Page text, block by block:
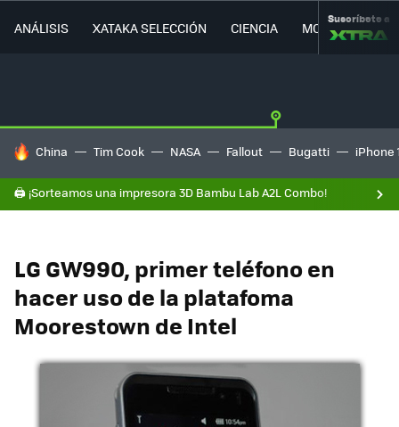
ANÁLISIS XATAKA SELECCIÓN CIENCIA MOVILIDAD
Suscríbete a
HOY SE HABLA DE
China Tim Cook NASA Fallout Bugatti iPhone
🖨️ ¡Sorteamos una impresora 3D Bambu Lab A2L Combo!
LG GW990, primer teléfono en
hacer uso de la platafoma
Moorestown de Intel